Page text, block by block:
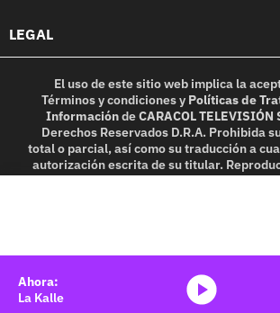
LEGAL
El uso de este sitio web implica la
Términos y condicionesy Políticas de
InformacióndeCARACOL TELEVISIÓN
Derechos Reservados D.R.A. Prohibida
total o parcial, así como su traducción a
autorización escrita de su titular.
La Kalle